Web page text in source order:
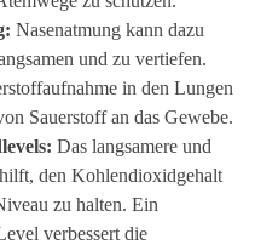
Nasenatmung kann dazu
und zu vertiefen.
in den Lungen
Sauerstoff an das Gewebe.
Das langsamere und
den Kohlendioxidgehalt
zu halten. Ein
verbessert die